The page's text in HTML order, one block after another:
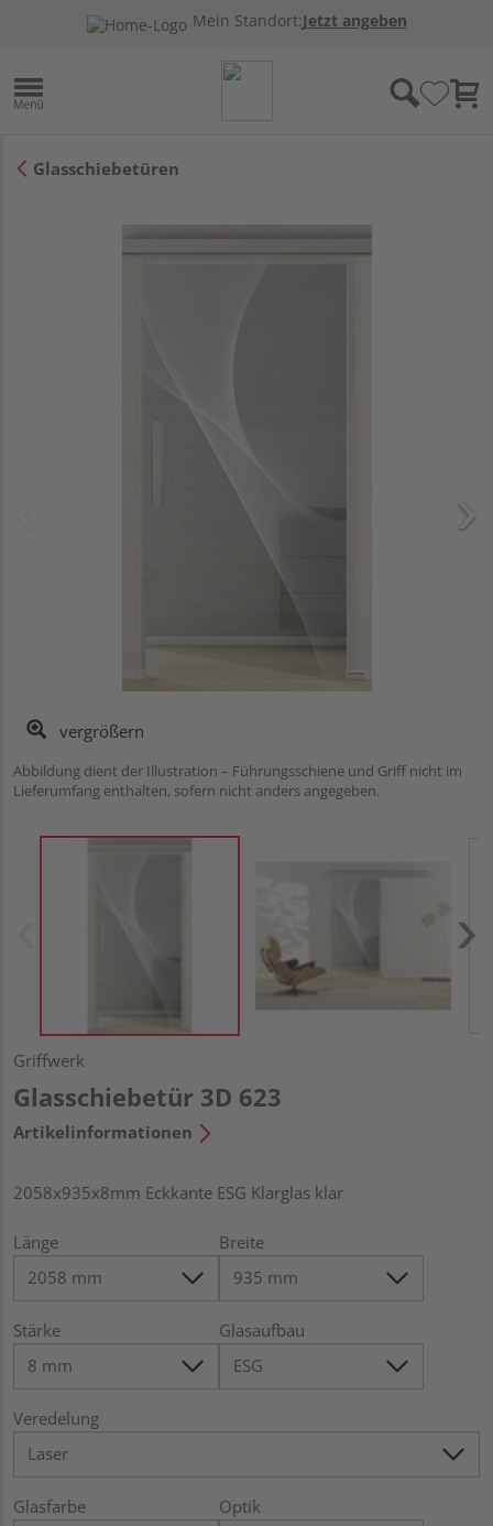
Mein Standort:Jetzt angeben
Glasschiebetüren
vergrößern
Abbildung dient der Illustration – Führungsschiene und Griff nicht im
Lieferumfang enthalten, sofern nicht anders angegeben.
Griffwerk
Glasschiebetür 3D 623
Artikelinformationen
2058x935x8mm Eckkante ESG Klarglas klar
Länge Breite
Stärke Glasaufbau
Veredelung
Glasfarbe Optik